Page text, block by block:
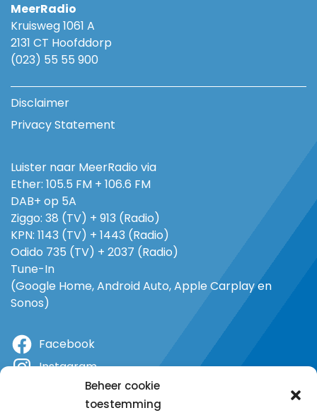
Beheer cookie
toestemming
MeerRadio
Kruisweg 1061 A
2131 CT Hoofddorp
(023) 55 55 900
Disclaimer
Privacy Statement
Luister naar MeerRadio via
Ether: 105.5 FM + 106.6 FM
DAB+ op 5A
Ziggo: 38 (TV) + 913 (Radio)
KPN: 1143 (TV) + 1443 (Radio)
Odido 735 (TV) + 2037 (Radio)
Tune-In
(Google Home, Android Auto, Apple Carplay en
Sonos)
Facebook
Instagram
YouTube